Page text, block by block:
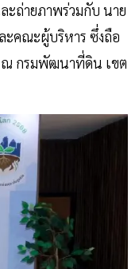
ะถ่ายภาพร่วมกับ นาย
คณะผู้บริหาร ซึ่งถือ
ณ กรมพัฒนาที่ดิน เขต